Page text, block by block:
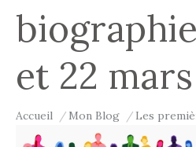
et 22
Vous êtes ici :
Accueil Mon Blog Les